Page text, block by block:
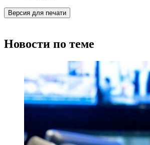
Версия для печати
Новости по теме